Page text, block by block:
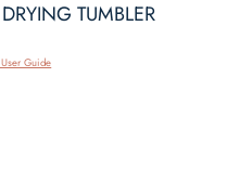
TUMBLER
Guide